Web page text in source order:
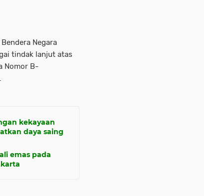
Negara
tindak lanjut atas
Nomor B-
kekayaan
daya saing
emas pada